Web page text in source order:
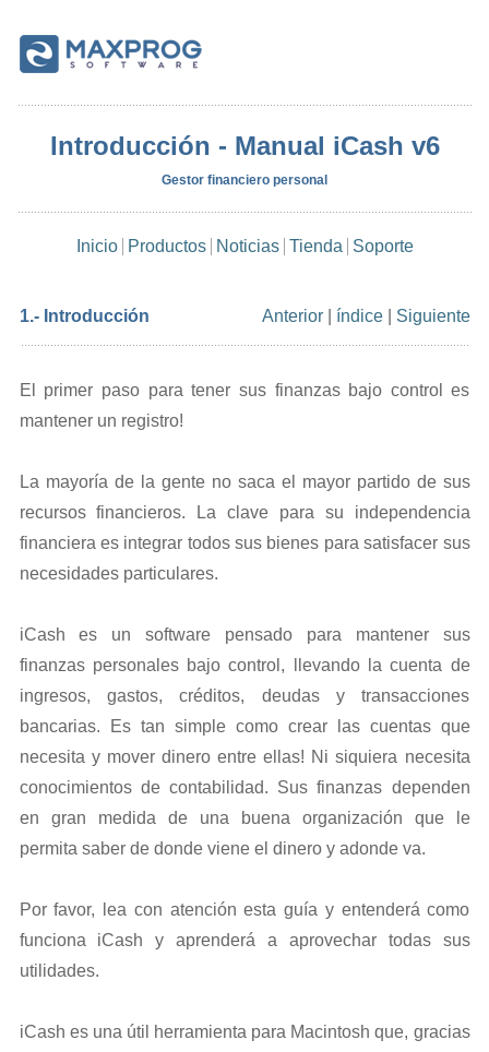
Introducción - Manual iCash v6
Gestor financiero personal
Inicio Productos Noticias Tienda Soporte
1.- Introducción Anterior| índice| Siguiente
El primer paso para tener sus finanzas bajo control es
mantener un registro!
La mayoría de la gente no saca el mayor partido de sus
recursos financieros. La clave para su independencia
financiera es integrar todos sus bienes para satisfacer sus
necesidades particulares.
iCash es un software pensado para mantener sus
finanzas personales bajo control, llevando la cuenta de
ingresos, gastos, créditos, deudas y transacciones
bancarias. Es tan simple como crear las cuentas que
necesita y mover dinero entre ellas! Ni siquiera necesita
conocimientos de contabilidad. Sus finanzas dependen
en gran medida de una buena organización que le
permita saber de donde viene el dinero y adonde va.
Por favor, lea con atención esta guía y entenderá como
funciona iCash y aprenderá a aprovechar todas sus
utilidades.
iCash es una útil herramienta para Macintosh que, gracias